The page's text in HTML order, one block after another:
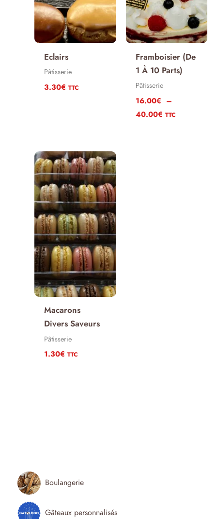
Boulangerie
Gâteaux personnalisés
Eclairs
Pâtisserie
3.30€ TTC
Framboisier (de
1 À 10 Parts)
Pâtisserie
16.00€ –
40.00€Plage
de
TTC
Macarons
Divers Saveurs
Pâtisserie
1.30€ TTC